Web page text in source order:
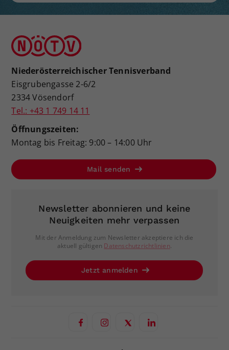
Niederösterreichischer Tennisverband
Eisgrubengasse 2-6/2
2334 Vösendorf
Tel.: +43 1 749 14 11
Öffnungszeiten:
Montag bis Freitag: 9:00 – 14:00 Uhr
Mail senden
Newsletter abonnieren und keine
Neuigkeiten mehr verpassen
Mit der Anmeldung zum Newsletter akzeptiere ich die
aktuell gültigen Datenschutzrichtlinien.
Jetzt anmelden